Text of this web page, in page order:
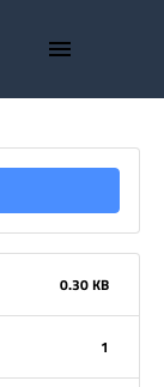
menu
0.30 KB
1